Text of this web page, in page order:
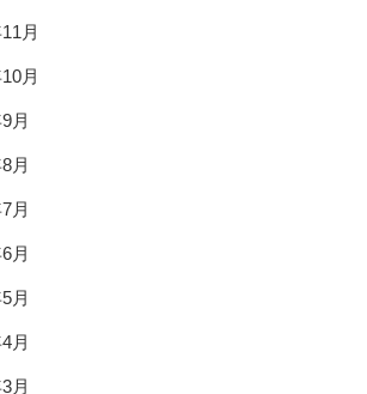
月
月
月
月
月
月
月
月
月